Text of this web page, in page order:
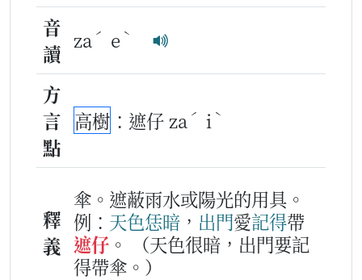
音
讀
za ˊ e ˋ
方
言
點
高樹 ：遮仔 za ˊ i ˋ
釋
義
傘。遮蔽雨水或陽光的用具。
例： 天色恁暗 ， 出門愛記得帶
遮仔 。
（天色很暗，出門要記
得帶傘。）